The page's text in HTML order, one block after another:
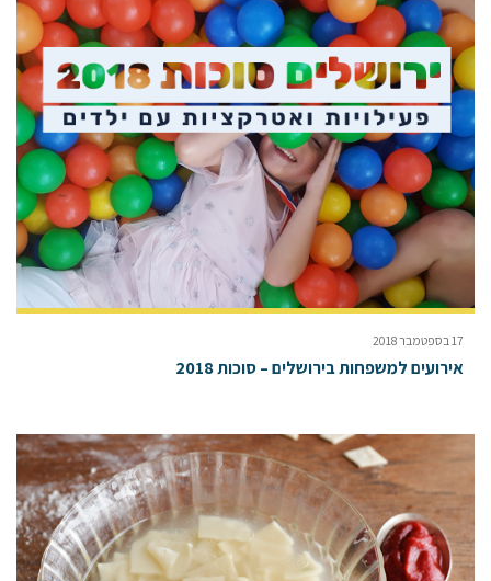
17 בספטמבר 2018
אירועים למשפחות בירושלים – סוכות 2018